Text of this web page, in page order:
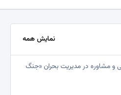
نمایش همه
و مشاوره در مدیریت بحران «جنگ